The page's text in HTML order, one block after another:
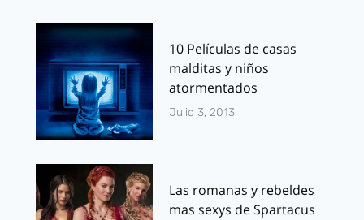
10 Películas de casas
malditas y niños
atormentados
Julio 3, 2013
Las romanas y rebeldes
mas sexys de Spartacus